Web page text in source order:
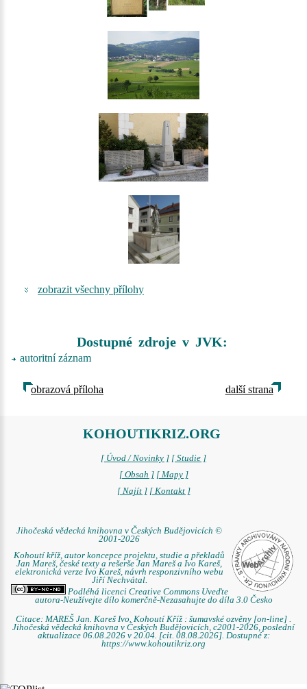
zobrazit všechny přílohy
Dostupné zdroje v JVK:
autoritní záznam
obrazová příloha další strana
KOHOUTIKRIZ.ORG
[ Úvod / Novinky ] [ Studie ]
[ Obsah ] [ Mapy ]
[ Najít ] [ Kontakt ]
Jihočeská vědecká knihovna v Českých Budějovicích ©
2001-2026
Kohoutí kříž, autor koncepce projektu, studie a překladů
Jan Mareš, české texty a rešerše Jan Mareš a Ivo Kareš,
elektronická verze Ivo Kareš, návrh responzivního webu
Jiří Nechvátal.
Podléhá licenci Creative Commons Uveďte
autora-Neužívejte dílo komerčně-Nezasahujte do díla 3.0 Česko
Citace: MAREŠ Jan. Kareš Ivo. Kohoutí Kříž : šumavské ozvěny [on-line] .
Jihočeská vědecká knihovna v Českých Budějovicích, c2001-2026, poslední
aktualizace 06.08.2026 v 20.04. [cit. 08.08.2026]. Dostupné z:
https://www.kohoutikriz.org